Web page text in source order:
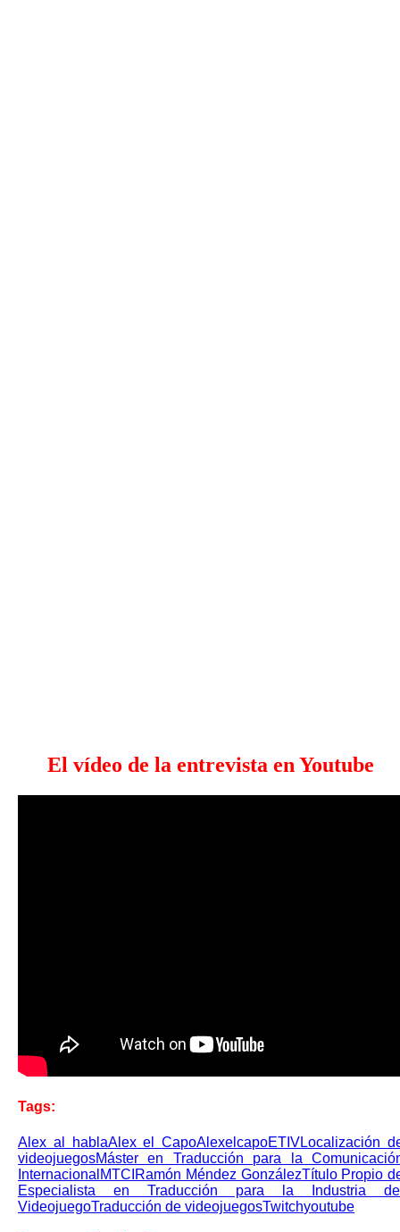
El vídeo de la entrevista en Youtube
Tags:
Alex al hablaAlex el CapoAlexelcapoETIVLocalización
videojuegosMáster en Traducción para la
Internacional MTCI Ramón Méndez GonzálezTítulo Propio
Especialista en Traducción para la Industria
VideojuegoTraducción de videojuegosTwitchyoutube